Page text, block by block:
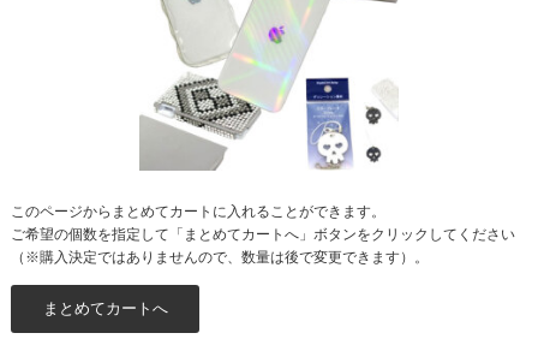
このページからまとめてカートに入れることができます。
ご希望の個数を指定して「まとめてカートへ」ボタンをクリックしてください
（※購入決定ではありませんので、数量は後で変更できます）。